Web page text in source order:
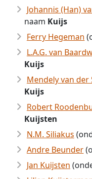
Johannis (Han)
naam Kuijs
Ferry Hegeman
L.A.G. van
Kuijs
Mendely van der
Kuijs
Robert
Kuijsten
N.M. Siliakus
Andre Beunder
Jan Kuijsten